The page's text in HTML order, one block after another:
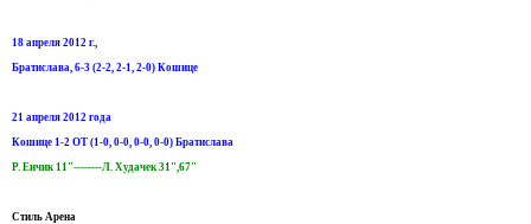
18 апреля 2012 г.,
Братислава, 6-3 (2-2, 2-1, 2-0) Кошице
21 апреля 2012 года
Кошице 1-2 ОТ (1-0, 0-0, 0-0, 0-0) Братислава
Р. Енчик 11"--------Л. Худачек 31",67"
Стиль Арена